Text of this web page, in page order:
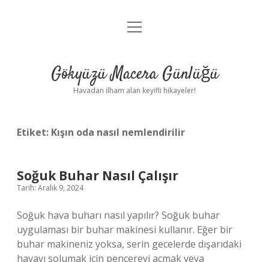
Anasayfa
Yasal Uyarı
menüyü
Gökyüzü Macera Günlüğü
Havadan ilham alan keyifli hikayeler!
Etiket: Kışın oda nasıl nemlendirilir
Soğuk Buhar Nasıl Çalışır
Tarih: Aralık 9, 2024
Soğuk hava buharı nasıl yapılır? Soğuk buhar
uygulaması bir buhar makinesi kullanır. Eğer bir
buhar makineniz yoksa, serin gecelerde dışarıdaki
havayı solumak için pencereyi açmak veya